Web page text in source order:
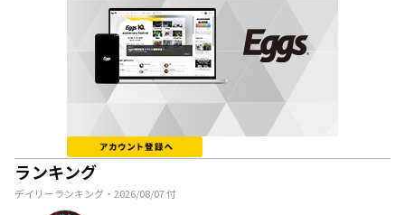
ランキング
デイリーランキング・ 2026/08/07付